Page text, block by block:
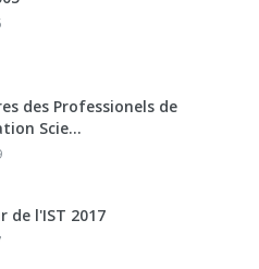
des Professionels de
Scie...
de l'IST 2017